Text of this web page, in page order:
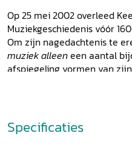
Op 25 mei 2002 overleed
Muziekgeschiedenis vóór
Om zijn nagedachtenis te
muziek alleeneen aantal
afspiegeling vormen van
muziek en van zijn brede
deze bijdragen
Vellekoop, maar ook
muziek en
Specificaties